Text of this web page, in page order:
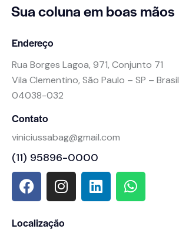
Sua colunaem boas mãos
Endereço
Rua Borges Lagoa, 971, Conjunto 71
Vila Clementino, São Paulo – SP – Brasil
04038-032
Contato
viniciussabag@gmail.com
(11) 95896-0000
Localização